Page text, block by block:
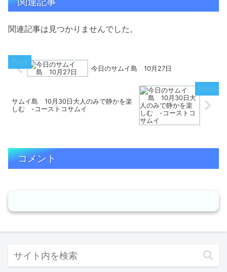
関連記事は見つかりませんでした。
今日のサムイ島 10月27日
サムイ島 10月30日大人のみで静かを楽
しむ -コーストコサムイ
コメント